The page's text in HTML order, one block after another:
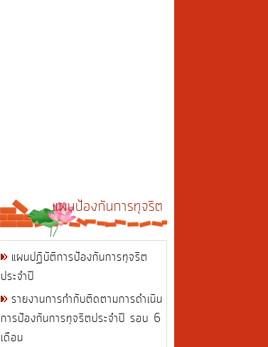
แผนป้องกันการทุจริต
แผนปฏิบัติการป้องกันการทุจริต
ประจำปี
รายงานการกำกับติดตามการดำเนิน
การป้องกันการทุจริตประจำปี รอบ 6
เดือน